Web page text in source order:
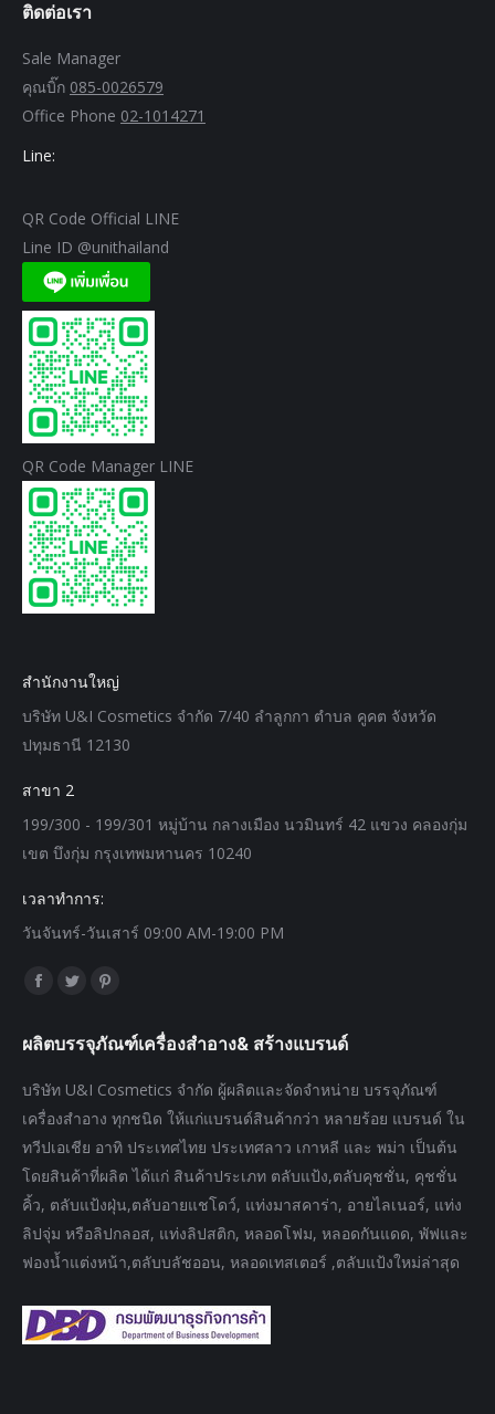
ติดต่อเรา
Sale Manager
คุณบิ๊ก 085-0026579
Office Phone 02-1014271
Line:
QR Code Official LINE
Line ID @unithailand
QR Code Manager LINE
สำนักงานใหญ่
บริษัท U&I Cosmetics จำกัด 7/40 ลำลูกกา ตำบล คูคต จังหวัด
ปทุมธานี 12130
สาขา 2
199/300 - 199/301 หมู่บ้าน กลางเมือง นวมินทร์ 42 แขวง คลองกุ่ม
เขต บึงกุ่ม กรุงเทพมหานคร 10240
เวลาทำการ:
วันจันทร์-วันเสาร์ 09:00 AM-19:00 PM
Find us on:
Facebook
opens
in
new
window
Twitter
opens
new
window
Pinterest
opens
window
ผลิตบรรจุภัณฑ์เครื่องสำอาง& สร้างแบรนด์
บริษัท U&I Cosmetics จำกัด ผู้ผลิตและจัดจำหน่าย บรรจุภัณฑ์
เครื่องสำอาง ทุกชนิด ให้แก่แบรนด์สินค้ากว่า หลายร้อย แบรนด์ ใน
ทวีปเอเชีย อาทิ ประเทศไทย ประเทศลาว เกาหลี และ พม่า เป็นต้น
โดยสินค้าที่ผลิต ได้แก่ สินค้าประเภท ตลับแป้ง,ตลับคุชชั่น, คุชชั่น
คิ้ว, ตลับแป้งฝุ่น,ตลับอายแชโดว์, แท่งมาสคาร่า, อายไลเนอร์, แท่ง
ลิปจุ่ม หรือลิปกลอส, แท่งลิปสติก, หลอดโฟม, หลอดกันแดด, พัฟและ
ฟองน้ำแต่งหน้า,ตลับบลัชออน, หลอดเทสเตอร์ ,ตลับแป้งใหม่ล่าสุด